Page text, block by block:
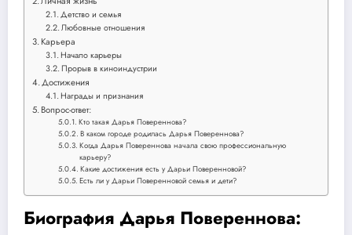
Детство и семья
Любовные отношения
Карьера
Начало карьеры
Прорыв в киноиндустрии
Достижения
Награды и признания
Вопрос-ответ:
Кто такая Дарья Повереннова?
В каком городе родилась Дарья Повереннова?
Когда Дарья Повереннова начала свою профессиональную
карьеру?
Какие достижения есть у Дарьи Поверенновой?
Есть ли у Дарьи Поверенновой семья и дети?
Биография Дарья Повереннова: